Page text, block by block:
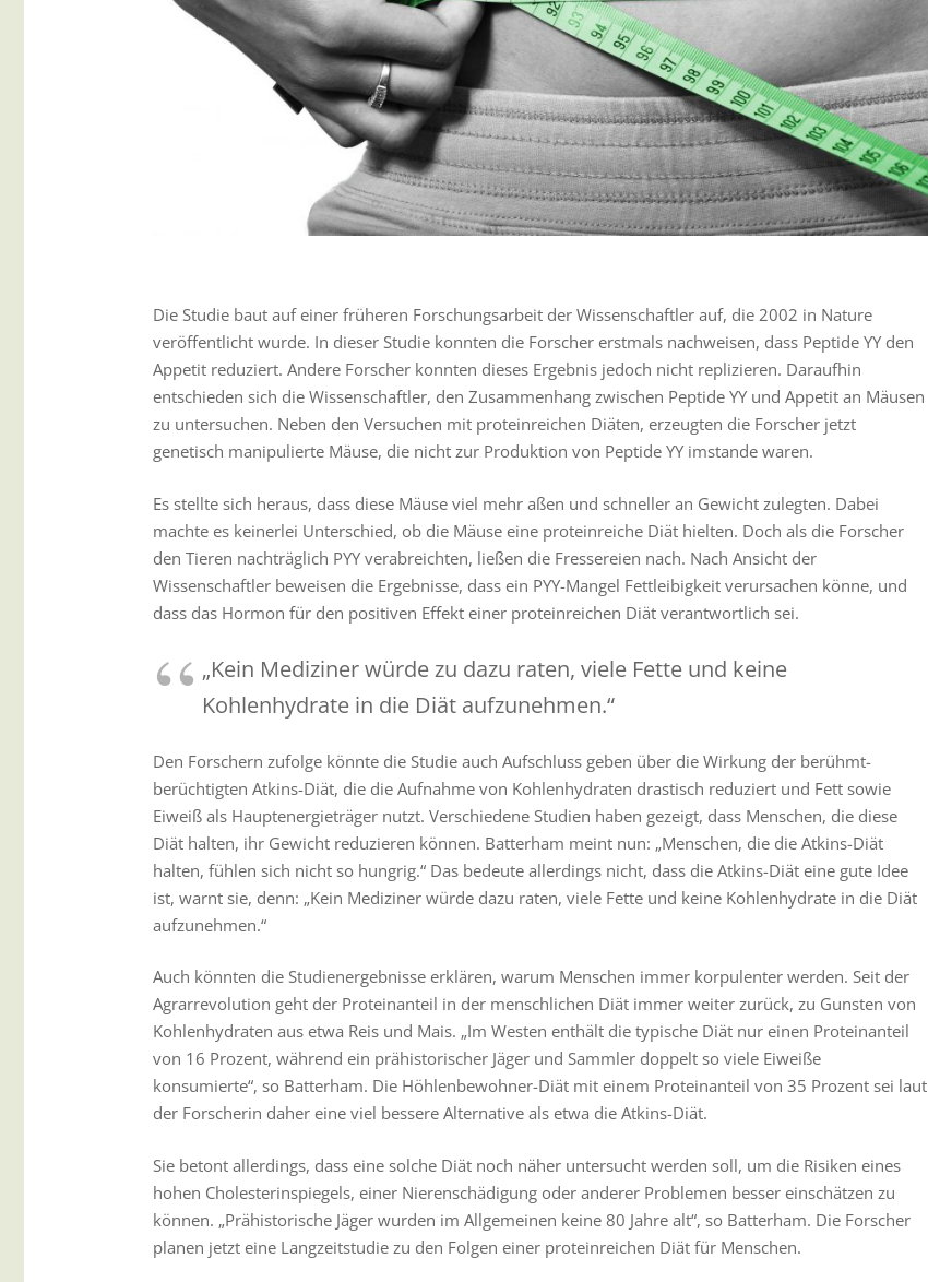
Die Studie baut auf einer früheren Forschungsarbeit der Wissenschaftler auf, die 2002 in Nature
veröffentlicht wurde. In dieser Studie konnten die Forscher erstmals nachweisen, dass Peptide YY den
Appetit reduziert. Andere Forscher konnten dieses Ergebnis jedoch nicht replizieren. Daraufhin
entschieden sich die Wissenschaftler, den Zusammenhang zwischen Peptide YY und Appetit an Mäusen
zu untersuchen. Neben den Versuchen mit proteinreichen Diäten, erzeugten die Forscher jetzt
genetisch manipulierte Mäuse, die nicht zur Produktion von Peptide YY imstande waren.
Es stellte sich heraus, dass diese Mäuse viel mehr aßen und schneller an Gewicht zulegten. Dabei
machte es keinerlei Unterschied, ob die Mäuse eine proteinreiche Diät hielten. Doch als die Forscher
den Tieren nachträglich PYY verabreichten, ließen die Fressereien nach. Nach Ansicht der
Wissenschaftler beweisen die Ergebnisse, dass ein PYY-Mangel Fettleibigkeit verursachen könne, und
dass das Hormon für den positiven Effekt einer proteinreichen Diät verantwortlich sei.
„Kein Mediziner würde zu dazu raten, viele Fette und keine
Kohlenhydrate in die Diät aufzunehmen.“
Den Forschern zufolge könnte die Studie auch Aufschluss geben über die Wirkung der berühmt-
berüchtigten Atkins-Diät, die die Aufnahme von Kohlenhydraten drastisch reduziert und Fett sowie
Eiweiß als Hauptenergieträger nutzt. Verschiedene Studien haben gezeigt, dass Menschen, die diese
Diät halten, ihr Gewicht reduzieren können. Batterham meint nun: „Menschen, die die Atkins-Diät
halten, fühlen sich nicht so hungrig.“ Das bedeute allerdings nicht, dass die Atkins-Diät eine gute Idee
ist, warnt sie, denn: „Kein Mediziner würde dazu raten, viele Fette und keine Kohlenhydrate in die Diät
aufzunehmen.“
Auch könnten die Studienergebnisse erklären, warum Menschen immer korpulenter werden. Seit der
Agrarrevolution geht der Proteinanteil in der menschlichen Diät immer weiter zurück, zu Gunsten von
Kohlenhydraten aus etwa Reis und Mais. „Im Westen enthält die typische Diät nur einen Proteinanteil
von 16 Prozent, während ein prähistorischer Jäger und Sammler doppelt so viele Eiweiße
konsumierte“, so Batterham. Die Höhlenbewohner-Diät mit einem Proteinanteil von 35 Prozent sei laut
der Forscherin daher eine viel bessere Alternative als etwa die Atkins-Diät.
Sie betont allerdings, dass eine solche Diät noch näher untersucht werden soll, um die Risiken eines
hohen Cholesterinspiegels, einer Nierenschädigung oder anderer Problemen besser einschätzen zu
können. „Prähistorische Jäger wurden im Allgemeinen keine 80 Jahre alt“, so Batterham. Die Forscher
planen jetzt eine Langzeitstudie zu den Folgen einer proteinreichen Diät für Menschen.